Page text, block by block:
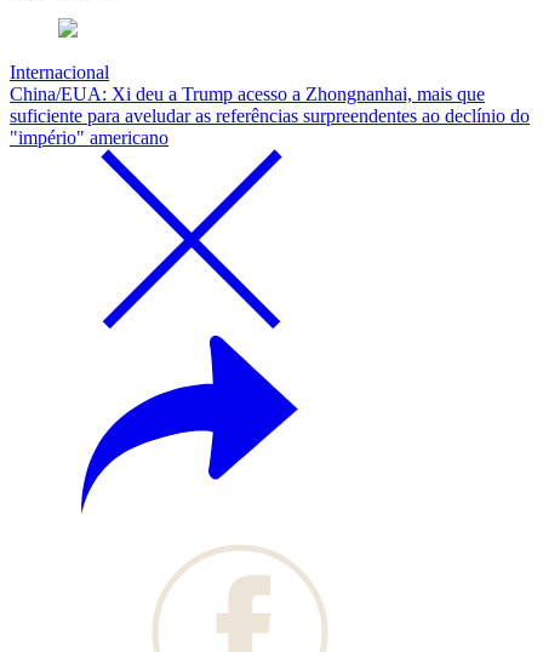
Internacional
China/EUA: Xi deu a Trump acesso a Zhongnanhai, mais que
suficiente para aveludar as referências surpreendentes ao declínio do
"império" americano